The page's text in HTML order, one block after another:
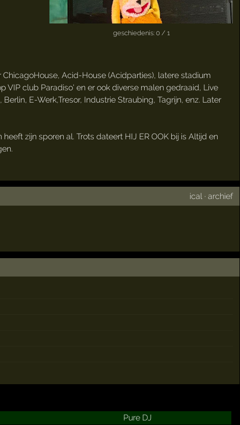
geschiedenis: 0 / 1
ChicagoHouse, Acid-House (Acidparties), latere stadium
VIP club Paradiso' en er ook diverse malen gedraaid, Live
E-Werk,Tresor, Industrie Straubing, Tagrijn, enz. Later
zijn sporen al. Trots dateert HIJ ER OOK bij is Altijd en
ical ·archief
Pure DJ